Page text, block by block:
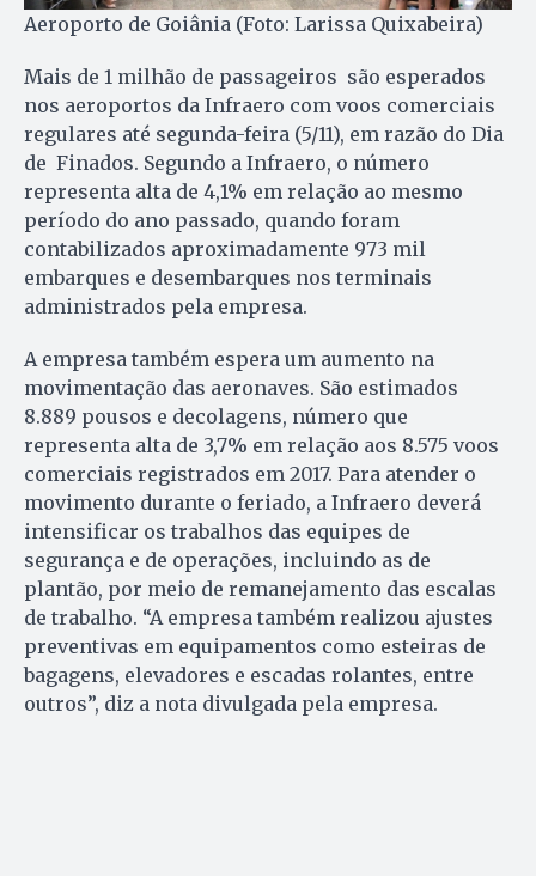
Aeroporto de Goiânia (Foto: Larissa Quixabeira)
Mais de 1 milhão de passageiros são esperados
nos aeroportos da Infraero com voos comerciais
regulares até segunda-feira (5/11), em razão do Dia
de Finados. Segundo a Infraero, o número
representa alta de 4,1% em relação ao mesmo
período do ano passado, quando foram
contabilizados aproximadamente 973 mil
embarques e desembarques nos terminais
administrados pela empresa.
A empresa também espera um aumento na
movimentação das aeronaves. São estimados
8.889 pousos e decolagens, número que
representa alta de 3,7% em relação aos 8.575 voos
comerciais registrados em 2017. Para atender o
movimento durante o feriado, a Infraero deverá
intensificar os trabalhos das equipes de
segurança e de operações, incluindo as de
plantão, por meio de remanejamento das escalas
de trabalho. “A empresa também realizou ajustes
preventivas em equipamentos como esteiras de
bagagens, elevadores e escadas rolantes, entre
outros”, diz a nota divulgada pela empresa.